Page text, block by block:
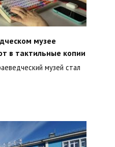
музее
в тактильные копии
музей стал